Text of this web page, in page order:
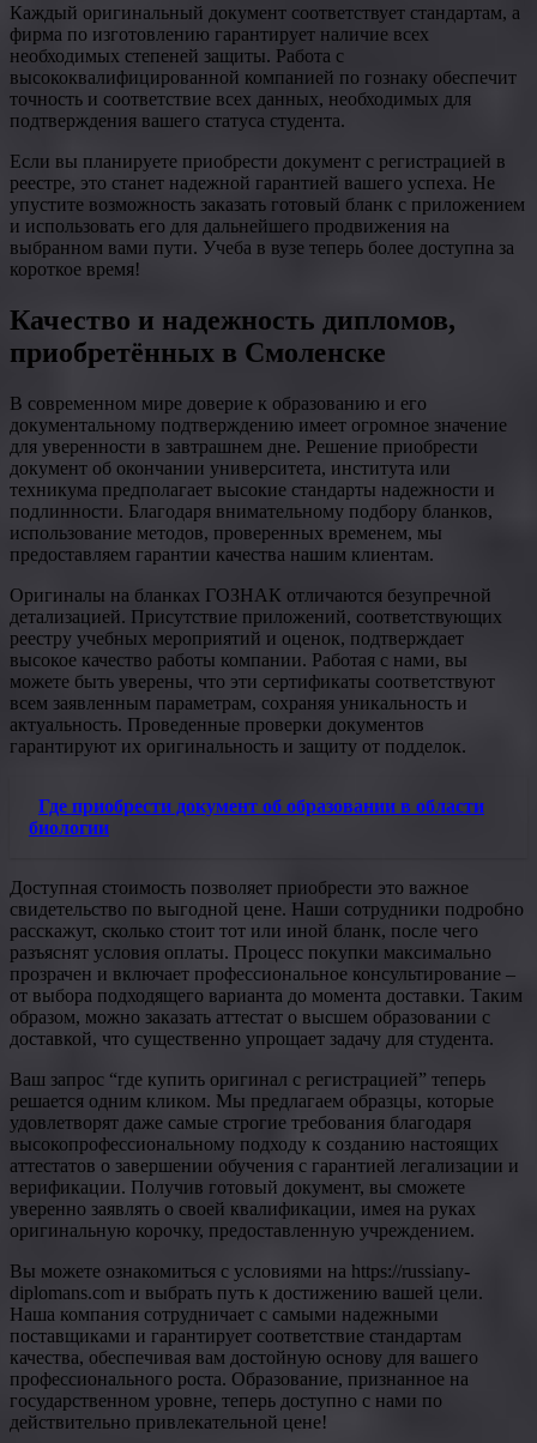
Каждый оригинальный документ соответствует стандартам, а
фирма по изготовлению гарантирует наличие всех
необходимых степеней защиты. Работа с
высококвалифицированной компанией по гознаку обеспечит
точность и соответствие всех данных, необходимых для
подтверждения вашего статуса студента.
Если вы планируете приобрести документ с регистрацией в
реестре, это станет надежной гарантией вашего успеха. Не
упустите возможность заказать готовый бланк с приложением
и использовать его для дальнейшего продвижения на
выбранном вами пути. Учеба в вузе теперь более доступна за
короткое время!
Качество и надежность дипломов,
приобретённых в Смоленске
В современном мире доверие к образованию и его
документальному подтверждению имеет огромное значение
для уверенности в завтрашнем дне. Решение приобрести
документ об окончании университета, института или
техникума предполагает высокие стандарты надежности и
подлинности. Благодаря внимательному подбору бланков,
использование методов, проверенных временем, мы
предоставляем гарантии качества нашим клиентам.
Оригиналы на бланках ГОЗНАК отличаются безупречной
детализацией. Присутствие приложений, соответствующих
реестру учебных мероприятий и оценок, подтверждает
высокое качество работы компании. Работая с нами, вы
можете быть уверены, что эти сертификаты соответствуют
всем заявленным параметрам, сохраняя уникальность и
актуальность. Проведенные проверки документов
гарантируют их оригинальность и защиту от подделок.
Где приобрести документ об образовании в области
биологии
Доступная стоимость позволяет приобрести это важное
свидетельство по выгодной цене. Наши сотрудники подробно
расскажут, сколько стоит тот или иной бланк, после чего
разъяснят условия оплаты. Процесс покупки максимально
прозрачен и включает профессиональное консультирование –
от выбора подходящего варианта до момента доставки. Таким
образом, можно заказать аттестат о высшем образовании с
доставкой, что существенно упрощает задачу для студента.
Ваш запрос “где купить оригинал с регистрацией” теперь
решается одним кликом. Мы предлагаем образцы, которые
удовлетворят даже самые строгие требования благодаря
высокопрофессиональному подходу к созданию настоящих
аттестатов о завершении обучения с гарантией легализации и
верификации. Получив готовый документ, вы сможете
уверенно заявлять о своей квалификации, имея на руках
оригинальную корочку, предоставленную учреждением.
Вы можете ознакомиться с условиями на https://russiany-
diplomans.com и выбрать путь к достижению вашей цели.
Наша компания сотрудничает с самыми надежными
поставщиками и гарантирует соответствие стандартам
качества, обеспечивая вам достойную основу для вашего
профессионального роста. Образование, признанное на
государственном уровне, теперь доступно с нами по
действительно привлекательной цене!